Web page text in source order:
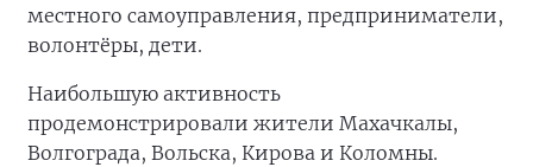
местного самоуправления, предприниматели,
волонтёры, дети.
Наибольшую активность
продемонстрировали жители Махачкалы,
Волгограда, Вольска, Кирова и Коломны.